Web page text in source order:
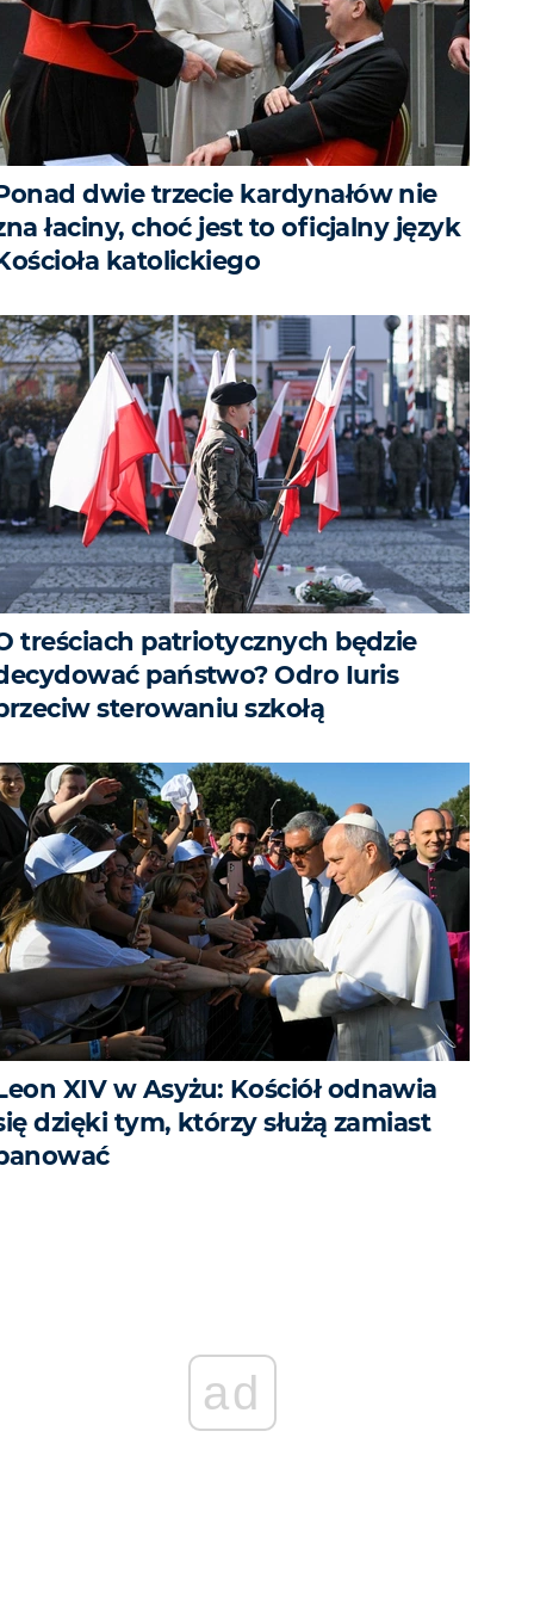
dwie trzecie kardynałów nie
łaciny, choć jest to oficjalny język
katolickiego
treściach patriotycznych będzie
państwo? Odro Iuris
sterowaniu szkołą
XIV w Asyżu: Kościół odnawia
dzięki tym, którzy służą zamiast
ad